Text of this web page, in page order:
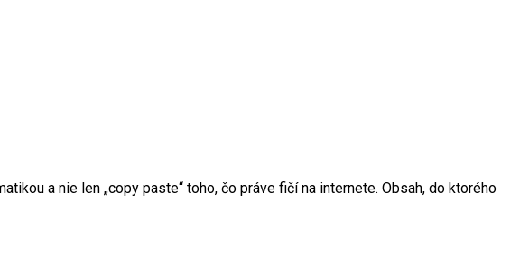
a nie len „copy paste“ toho, čo práve fičí na internete. Obsah, do ktorého